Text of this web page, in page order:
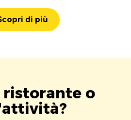
di più
ristorante o